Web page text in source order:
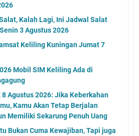
Kalah Lagi, Ini Jadwal Salat
3 Agustus 2026
Keliling Kuningan Jumat 7
Mobil SIM Keliling Ada di
Agustus 2026: Jika Keberkahan
Kamu Akan Tetap Berjalan
Memiliki Sekarung Penuh Uang
Bukan Cuma Kewajiban, Tapi juga